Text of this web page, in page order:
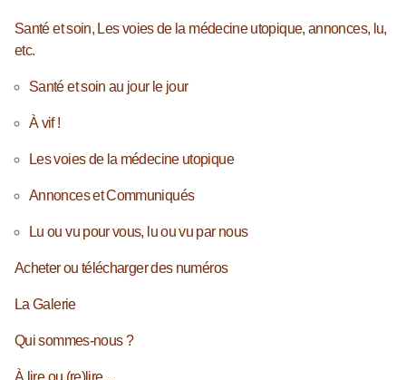
Santé et soin, Les voies de la médecine utopique, annonces, lu,
etc.
Santé et soin au jour le jour
À vif !
Les voies de la médecine utopique
Annonces et Communiqués
Lu ou vu pour vous, lu ou vu par nous
Acheter ou télécharger des numéros
La Galerie
Qui sommes-nous ?
À lire ou (re)lire…